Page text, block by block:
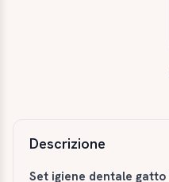
Descrizione
Set igiene dentale gatto